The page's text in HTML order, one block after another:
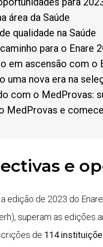
área da Saúde
qualidade na Saúde
para o Enare
em ascensão com o
uma nova era na
com o MedProvas:
MedProvas e
e
edição de 2023 do
superam as edições
de 114